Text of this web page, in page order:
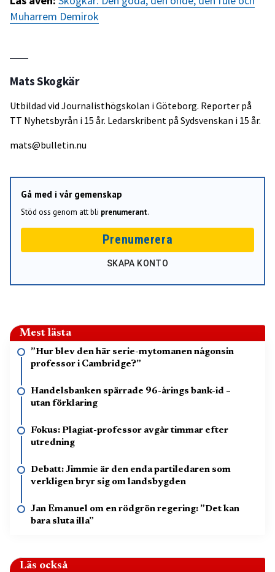
Muharrem Demirok
Mats Skogkär
Utbildad vid Journalisthögskolan i Göteborg. Reporter på
TT Nyhetsbyrån i 15 år. Ledarskribent på Sydsvenskan i 15 år.
mats@bulletin.nu
Gå med i vår gemenskap
Stöd oss genom att bli prenumerant.
Prenumerera
SKAPA KONTO
Mest lästa
”Hur blev den här serie-mytomanen någonsin
professor i Cambridge?”
Handelsbanken spärrade 96-årings bank-id –
utan förklaring
Fokus: Plagiat-professor avgår timmar efter
utredning
Debatt: Jimmie är den enda partiledaren som
verkligen bryr sig om landsbygden
Jan Emanuel om en rödgrön regering: ”Det kan
bara sluta illa”
Läs också